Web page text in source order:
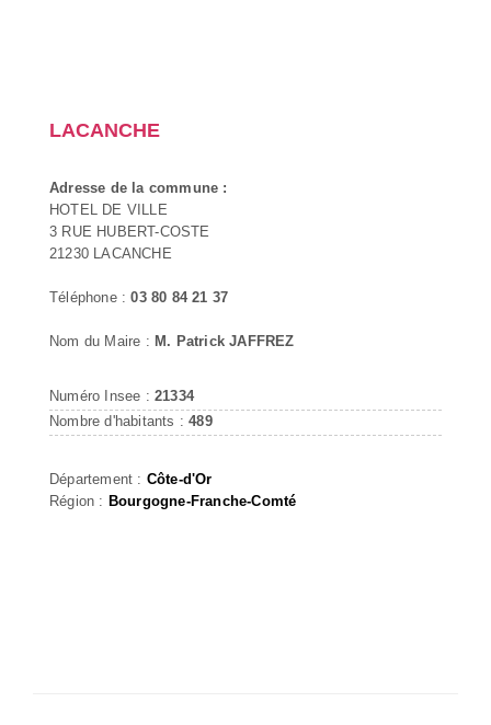
LACANCHE
Adresse de la commune :
HOTEL DE VILLE
3 RUE HUBERT-COSTE
21230 LACANCHE
Téléphone :03 80 84 21 37
Nom du Maire : M. Patrick JAFFREZ
Numéro Insee : 21334
Nombre d'habitants :489
Département : Côte-d'Or
Région : Bourgogne-Franche-Comté